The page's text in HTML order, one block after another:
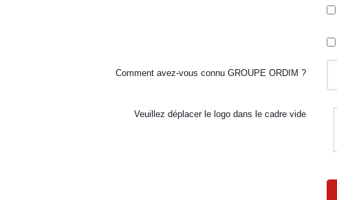
Comment avez-vous connu GROUPE ORDIM ?
Veuillez déplacer le logo dans le cadre vide